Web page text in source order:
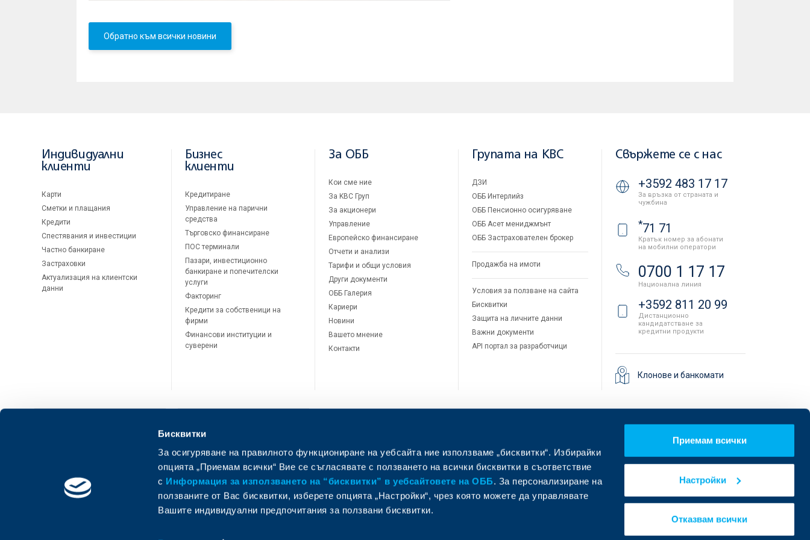
Бисквитки
За осигуряване на правилното функциониране на уебсайта ние използваме „бисквитки“. Избирайки
опцията „Приемам всички“ Вие се съгласявате с ползването на всички бисквитки в съответствие
с Информация за използването на “бисквитки” в уебсайтовете на ОББ. За персонализиране на
ползваните от Вас бисквитки, изберете опцията „Настройки“, чрез която можете да управлявате
Вашите индивидуални предпочитания за ползвани бисквитки.
Приемам всички
Настройки
Отказвам всички
Обратно към всички новини
Индивидуални
клиенти
Карти
Сметки и плащания
Кредити
Спестявания и инвестиции
Частно банкиране
Застраховки
Актуализация на клиентски
данни
Бизнес
клиенти
Кредитиране
Управление на парични
средства
Търговско финансиране
ПОС терминали
Пазари, инвестиционно
банкиране и попечителски
услуги
Факторинг
Кредити за собственици на
фирми
Финансови институции и
суверени
За ОББ
Кои сме ние
За KBC Груп
За акционери
Управление
Европейско финансиране
Отчети и анализи
Тарифи и общи условия
Други документи
ОББ Галерия
Кариери
Новини
Вашето мнение
Контакти
Групата на KBC
ДЗИ
ОББ Интерлийз
ОББ Пенсионно осигуряване
ОББ Асет мениджмънт
ОББ Застрахователен брокер
Продажба на имоти
Условия за ползване на сайта
Бисквитки
Защита на личните данни
Важни документи
API портал за разработчици
Свържете се с нас
+3592 483 17 17
За връзка от страната и
чужбина
*71 71
Кратък номер за абонати
на мобилни оператори
0700 1 17 17
Национална линия
+3592 811 20 99
Дистанционно
кандидатстване за
кредитни продукти
Клонове и банкомати
ОББ Мобайл
Намерете ни в социалните мрежи: